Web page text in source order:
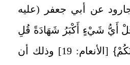
عن أبي جعفر (عليه
أَيُّ شَيْءٍ أَكْبَرُ شَهَادَةً قُلِ
}
[الأنعام: 19] وذلك أن